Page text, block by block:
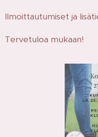
Ilmoittautumiset ja
Tervetuloa mukaan!